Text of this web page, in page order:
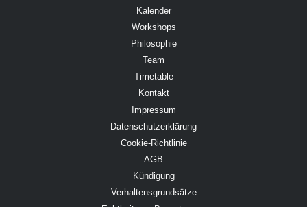
Kalender
Workshops
Philosophie
Team
Timetable
Kontakt
Impressum
Datenschutzerklärung
Cookie-Richtlinie
AGB
Kündigung
Verhaltensgrundsätze